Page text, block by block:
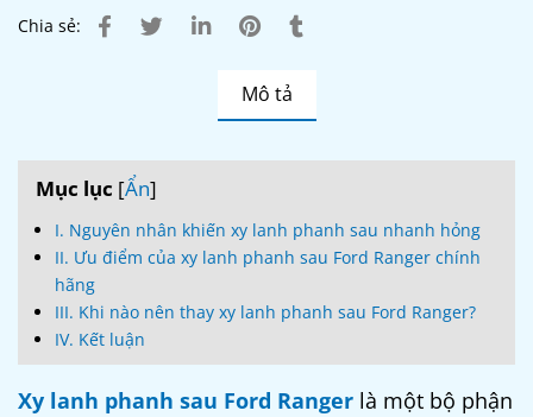
Chia sẻ:
Mô tả
Mục lục [Ẩn]
I. Nguyên nhân khiến xy lanh phanh sau nhanh hỏng
II. Ưu điểm của xy lanh phanh sau Ford Ranger chính
hãng
III. Khi nào nên thay xy lanh phanh sau Ford Ranger?
IV. Kết luận
Xy lanh phanh sau Ford Ranger là một bộ phận